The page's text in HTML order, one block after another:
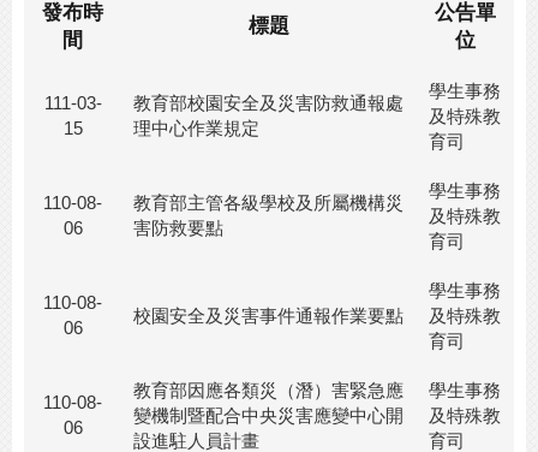
發布時
間
標題
公告單
位
111-03-
15
教育部校園安全及災害防救通報處
理中心作業規定
學生事務
及特殊教
育司
110-08-
06
教育部主管各級學校及所屬機構災
害防救要點
學生事務
及特殊教
育司
110-08-
06
校園安全及災害事件通報作業要點
學生事務
及特殊教
育司
110-08-
06
教育部因應各類災（潛）害緊急應
變機制暨配合中央災害應變中心開
設進駐人員計畫
學生事務
及特殊教
育司